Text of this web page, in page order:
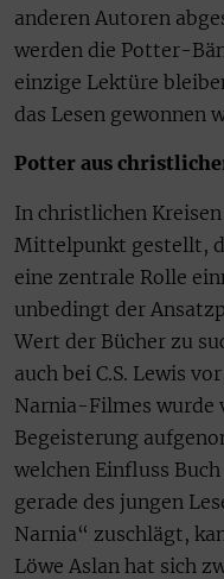
anderen Autoren
werden die Potter-
einzige Lektüre
das Lesen gewonnen
Potter aus
In christlichen
Mittelpunkt gestellt,
eine zentrale Rolle
unbedingt der
Wert der Bücher zu
auch bei C.S. Lewis
Narnia-Filmes wurde
Begeisterung
welchen Einfluss
gerade des jungen
Narnia“ zuschlägt,
Löwe Aslan hat sich